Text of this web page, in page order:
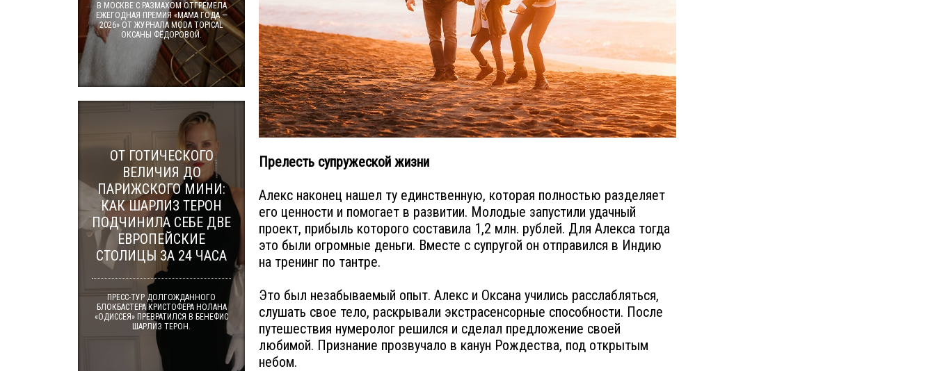
Прелесть супружеской жизни
Алекс наконец нашел ту единственную, которая полностью разделяет
его ценности и помогает в развитии. Молодые запустили удачный
проект, прибыль которого составила 1,2 млн. рублей. Для Алекса тогда
это были огромные деньги. Вместе с супругой он отправился в Индию
на тренинг по тантре.
Это был незабываемый опыт. Алекс и Оксана учились расслабляться,
слушать свое тело, раскрывали экстрасенсорные способности. После
путешествия нумеролог решился и сделал предложение своей
любимой. Признание прозвучало в канун Рождества, под открытым
небом.
В МОСКВЕ С РАЗМАХОМ ОТГРЕМЕЛА
ЕЖЕГОДНАЯ ПРЕМИЯ «МАМА ГОДА —
2026» ОТ ЖУРНАЛА MODA TOPICAL
ОКСАНЫ ФЁДОРОВОЙ.
ОТ ГОТИЧЕСКОГО
ВЕЛИЧИЯ ДО
ПАРИЖСКОГО МИНИ:
КАК ШАРЛИЗ ТЕРОН
ПОДЧИНИЛА СЕБЕ ДВЕ
ЕВРОПЕЙСКИЕ
СТОЛИЦЫ ЗА 24 ЧАСА
ПРЕСС-ТУР ДОЛГОЖДАННОГО
БЛОКБАСТЕРА КРИСТОФЕРА НОЛАНА
«ОДИССЕЯ» ПРЕВРАТИЛСЯ В БЕНЕФИС
ШАРЛИЗ ТЕРОН.